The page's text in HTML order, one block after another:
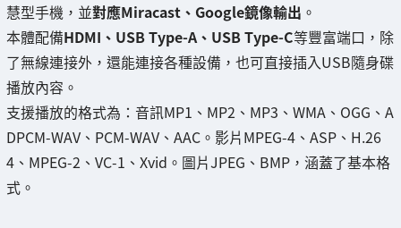
慧型手機，並對應Miracast、Google鏡像輸出 。
本體配備HDMI、USB Type-A、USB Type-C等豐富端口，除
了無線連接外，還能連接各種設備，也可直接插入USB隨身碟
播放內容。
支援播放的格式為：音訊MP1、MP2、MP3、WMA、OGG、A
DPCM-WAV、PCM-WAV、AAC。影片MPEG-4、ASP、H.26
4、MPEG-2、VC-1、Xvid。圖片JPEG、BMP，涵蓋了基本格
式。